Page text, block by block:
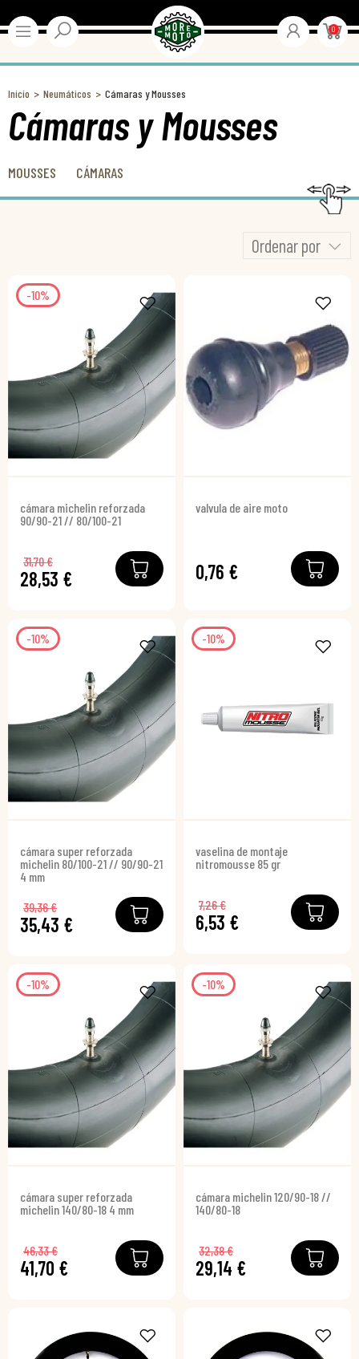
0
Inicio Neumáticos Cámaras y Mousses
Cámaras y Mousses
MOUSSES CÁMARAS
Ordenar por
-10%
cámara michelin reforzada
90/90-21 // 80/100-21
28,53 €
31,70 €
valvula de aire moto
0,76 €
-10%
cámara super reforzada
michelin 80/100-21 // 90/90-21
4 mm
35,43 €
39,36 €
-10%
vaselina de montaje
nitromousse 85 gr
6,53 €
7,26 €
-10%
cámara super reforzada
michelin 140/80-18 4 mm
41,70 €
46,33 €
-10%
cámara michelin 120/90-18 //
140/80-18
29,14 €
32,38 €